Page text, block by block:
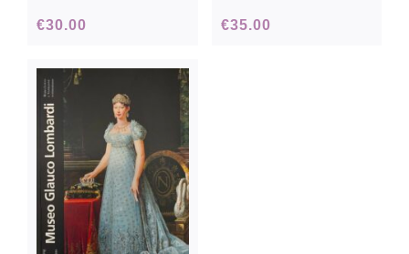
English
€30.00 €35.00